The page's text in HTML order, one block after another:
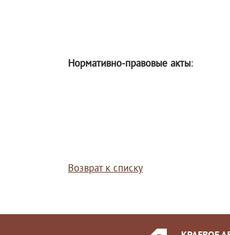
Нормативно-правовые акты:
Возврат к списку